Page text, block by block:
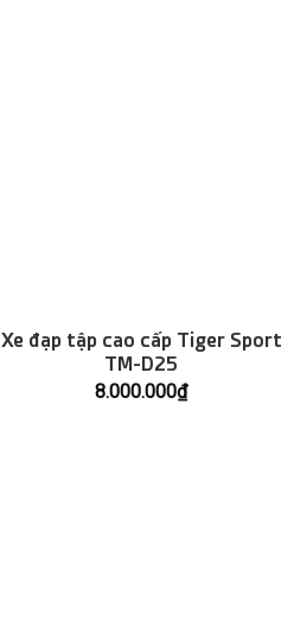
Xe đạp tập cao cấp Tiger Sport
TM-D25
8.000.000₫